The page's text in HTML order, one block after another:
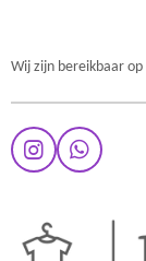
Wij zijn bereikbaar
I
n
a
W
h